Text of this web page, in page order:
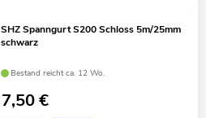
SHZ Spanngurt S200 Schloss 5m/25mm
schwarz
Bestand reicht ca. 12 Wo.
7,50€